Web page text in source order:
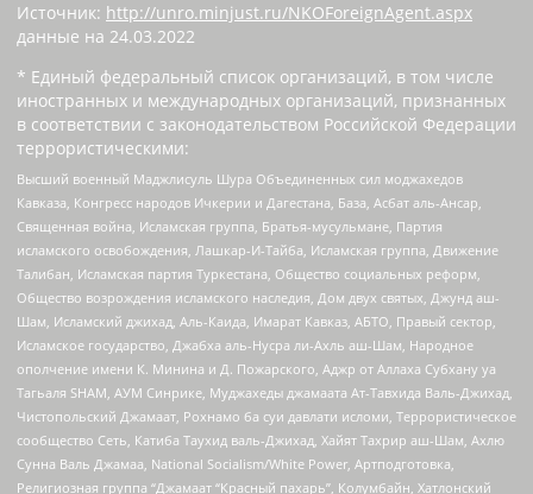
Источник: http://unro.minjust.ru/NKOForeignAgent.aspx
данные на 24.03.2022
* Единый федеральный список организаций, в том числе
иностранных и международных организаций, признанных
в соответствии с законодательством Российской Федерации
террористическими:
Высший военный Маджлисуль Шура Объединенных сил моджахедов
Кавказа, Конгресс народов Ичкерии и Дагестана, База, Асбат аль-Ансар,
Священная война, Исламская группа, Братья-мусульмане, Партия
исламского освобождения, Лашкар-И-Тайба, Исламская группа, Движение
Талибан, Исламская партия Туркестана, Общество социальных реформ,
Общество возрождения исламского наследия, Дом двух святых, Джунд аш-
Шам, Исламский джихад, Аль-Каида, Имарат Кавказ, АБТО, Правый сектор,
Исламское государство, Джабха аль-Нусра ли-Ахль аш-Шам, Народное
ополчение имени К. Минина и Д. Пожарского, Аджр от Аллаха Субхану уа
Тагьаля SHAM, АУМ Синрике, Муджахеды джамаата Ат-Тавхида Валь-Джихад,
Чистопольский Джамаат, Рохнамо ба суи давлати исломи, Террористическое
сообщество Сеть, Катиба Таухид валь-Джихад, Хайят Тахрир аш-Шам, Ахлю
Сунна Валь Джамаа, National Socialism/White Power, Артподготовка,
Религиозная группа “Джамаат “Красный пахарь”, Колумбайн, Хатлонский